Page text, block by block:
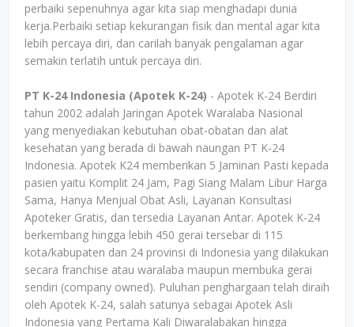
perbaiki sepenuhnya agar kita siap menghadapi dunia
kerja.Perbaiki setiap kekurangan fisik dan mental agar kita
lebih percaya diri, dan carilah banyak pengalaman agar
semakin terlatih untuk percaya diri.
PT K-24 Indonesia (Apotek K-24) - Apotek K-24 Berdiri
tahun 2002 adalah Jaringan Apotek Waralaba Nasional
yang menyediakan kebutuhan obat-obatan dan alat
kesehatan yang berada di bawah naungan PT K-24
Indonesia. Apotek K24 memberikan 5 Jaminan Pasti kepada
pasien yaitu Komplit 24 Jam, Pagi Siang Malam Libur Harga
Sama, Hanya Menjual Obat Asli, Layanan Konsultasi
Apoteker Gratis, dan tersedia Layanan Antar. Apotek K-24
berkembang hingga lebih 450 gerai tersebar di 115
kota/kabupaten dan 24 provinsi di Indonesia yang dilakukan
secara franchise atau waralaba maupun membuka gerai
sendiri (company owned). Puluhan penghargaan telah diraih
oleh Apotek K-24, salah satunya sebagai Apotek Asli
Indonesia yang Pertama Kali Diwaralabakan hingga